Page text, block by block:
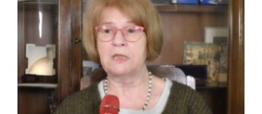
Organisator.
Berlin